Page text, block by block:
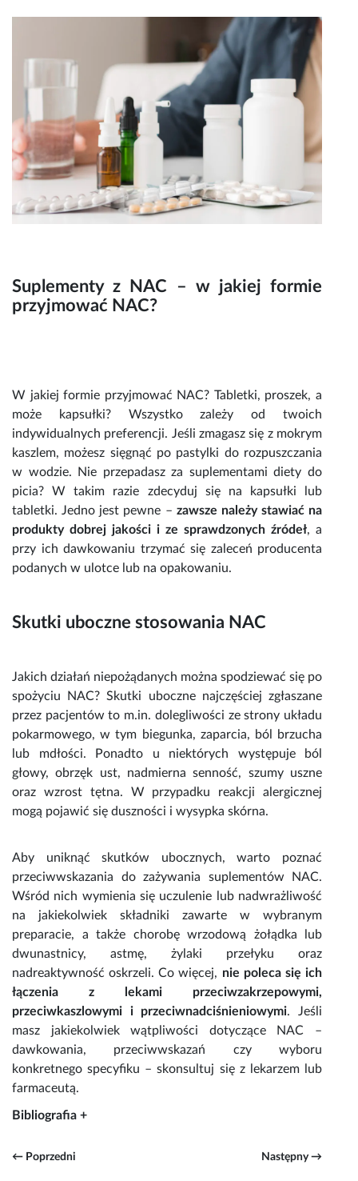
Suplementy z NAC – w jakiej formie
przyjmować NAC?
W jakiej formie przyjmować NAC? Tabletki, proszek, a
może kapsułki? Wszystko zależy od twoich
indywidualnych preferencji. Jeśli zmagasz się z mokrym
kaszlem, możesz sięgnąć po pastylki do rozpuszczania
w wodzie. Nie przepadasz za suplementami diety do
picia? W takim razie zdecyduj się na kapsułki lub
tabletki. Jedno jest pewne – zawsze należy stawiać na
produkty dobrej jakości i ze sprawdzonych źródeł, a
przy ich dawkowaniu trzymać się zaleceń producenta
podanych w ulotce lub na opakowaniu.
Skutki uboczne stosowania NAC
Jakich działań niepożądanych można spodziewać się po
spożyciu
NAC? Skutki uboczne najczęściej zgłaszane
przez pacjentów to m.in. dolegliwości ze strony układu
pokarmowego, w tym biegunka, zaparcia, ból brzucha
lub mdłości. Ponadto u niektórych występuje ból
głowy, obrzęk ust, nadmierna senność, szumy uszne
oraz wzrost tętna. W przypadku reakcji alergicznej
mogą pojawić się duszności i wysypka skórna.
Aby uniknąć skutków ubocznych, warto poznać
przeciwwskazania do zażywania suplementów NAC.
Wśród nich wymienia się uczulenie lub nadwrażliwość
na jakiekolwiek składniki zawarte w wybranym
preparacie, a także chorobę wrzodową żołądka lub
dwunastnicy, astmę, żylaki przełyku oraz
nadreaktywność oskrzeli. Co więcej, nie poleca się ich
łączenia z lekami przeciwzakrzepowymi,
przeciwkaszlowymi i przeciwnadciśnieniowymi. Jeśli
masz jakiekolwiek wątpliwości dotyczące NAC –
dawkowania, przeciwwskazań czy wyboru
konkretnego specyfiku – skonsultuj się z lekarzem lub
farmaceutą.
Bibliografia +
← Poprzedni Następny →